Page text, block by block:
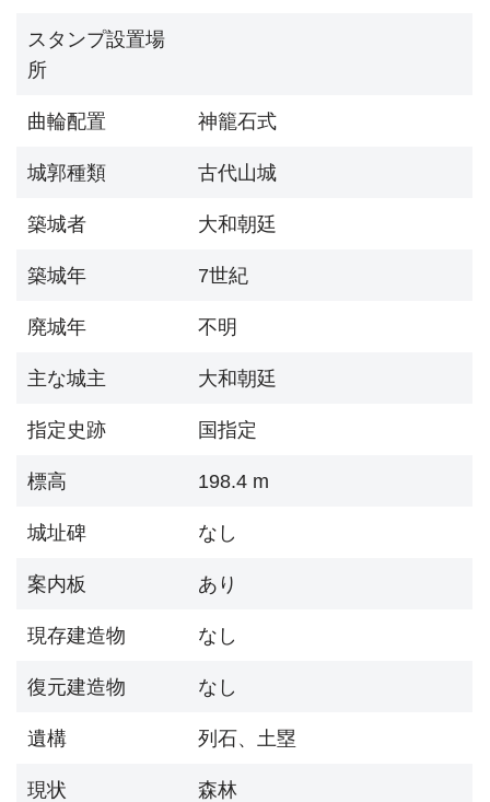
スタンプ設置場
所
曲輪配置 神籠石式
城郭種類 古代山城
築城者 大和朝廷
築城年 7世紀
廃城年 不明
主な城主 大和朝廷
指定史跡 国指定
標高 198.4 m
城址碑 なし
案内板 あり
現存建造物 なし
復元建造物 なし
遺構 列石、土塁
現状 森林